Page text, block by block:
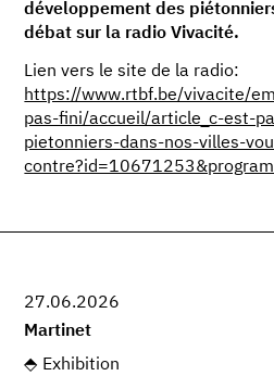
développement des
débat sur la radio Vivacité.
Lien vers le site de la radio:
https://www.rtbf.be/vivacite/
pas-fini/accueil/article_c-est-
pietonniers-dans-nos-villes-
27.06.2026
Martinet
Exhibition